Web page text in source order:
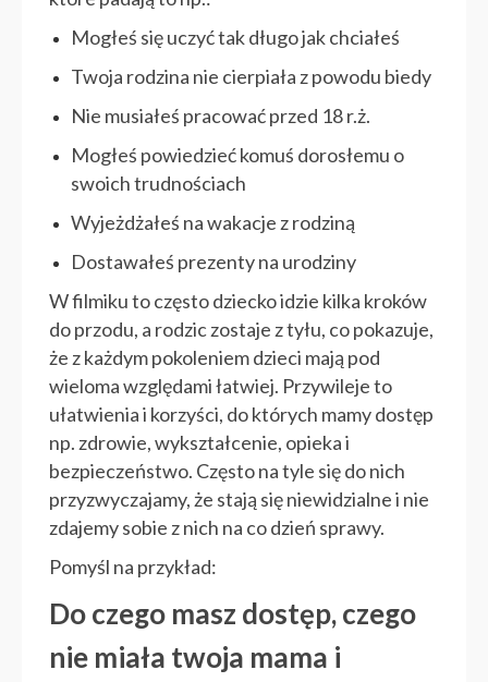
Mogłeś się uczyć tak długo jak chciałeś
Twoja rodzina nie cierpiała z powodu biedy
Nie musiałeś pracować przed 18 r.ż.
Mogłeś powiedzieć komuś dorosłemu o
swoich trudnościach
Wyjeżdżałeś na wakacje z rodziną
Dostawałeś prezenty na urodziny
W filmiku to często dziecko idzie kilka kroków
do przodu, a rodzic zostaje z tyłu, co pokazuje,
że z każdym pokoleniem dzieci mają pod
wieloma względami łatwiej. Przywileje to
ułatwienia i korzyści, do których mamy dostęp
np. zdrowie, wykształcenie, opieka i
bezpieczeństwo. Często na tyle się do nich
przyzwyczajamy, że stają się niewidzialne i nie
zdajemy sobie z nich na co dzień sprawy.
Pomyśl na przykład:
Do czego masz dostęp, czego
nie miała twoja mama i